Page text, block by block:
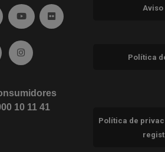
(abre en ventana nueva)
twitter (abre en ventana nueva)
Ir a YouTube (abre en ventana
Ir a Flickr (abre en ventana
(abre en ventana nueva)
Blog (abre en ventana nueva)
Ir a Instagram (abre en ventana
10 11 41
Política
Política de